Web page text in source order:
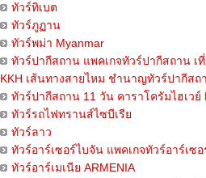
ทัวร์ทิเบต
ทัวร์ภูฏาน
ทัวร์พม่า Myanmar
ทัวร์ปากีสถาน แพคเกจทัวร์ปากีสถาน เ
KKH เส้นทางสายไหม ชำนาญทัวร์ปากีสถ
ทัวร์ปากีสถาน 11 วัน คาราโครัมไฮเวย์
ทัวร์รถไฟทรานส์ไซบีเรีย
ทัวร์ลาว
ทัวร์อาร์เซอร์ไบจัน แพคเกจทัวร์อาร์เซ
ทัวร์อาร์เมเนีย ARMENIA